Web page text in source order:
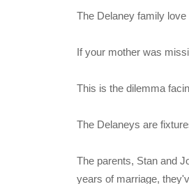
The Delaney family
If your mother was
This is the dilemma
The Delaneys are
The parents, Stan and
years of marriage,